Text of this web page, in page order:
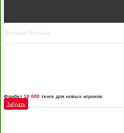
Лучшие бонусы
Фрибет 10 000 тенге для новых игроков
Забрать